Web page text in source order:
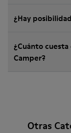
¿Hay
¿Cuánto cuesta el envío
Camper?
Otras